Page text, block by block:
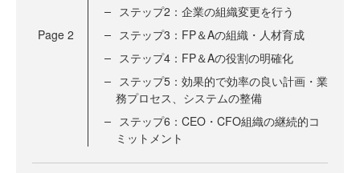
Page 2
ステップ2：企業の組織変更を行う
ステップ3：FP＆Aの組織・人材育成
ステップ4：FP＆Aの役割の明確化
ステップ5：効果的で効率の良い計画・業
務プロセス、システムの整備
ステップ6：CEO・CFO組織の継続的コ
ミットメント